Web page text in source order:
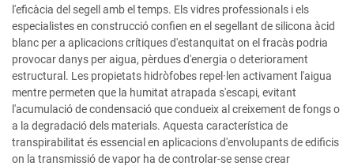
l'eficàcia del segell amb el temps. Els vidres professionals i els
especialistes en construcció confien en el segellant de silicona àcid
blanc per a aplicacions crítiques d'estanquitat on el fracàs podria
provocar danys per aigua, pèrdues d'energia o deteriorament
estructural. Les propietats hidròfobes repel·len activament l'aigua
mentre permeten que la humitat atrapada s'escapi, evitant
l'acumulació de condensació que condueix al creixement de fongs o
a la degradació dels materials. Aquesta característica de
transpirabilitat és essencial en aplicacions d'envolupants de edificis
on la transmissió de vapor ha de controlar-se sense crear